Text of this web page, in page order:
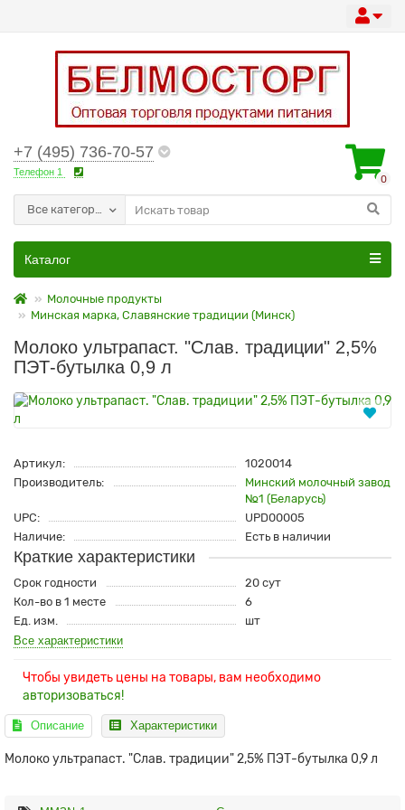
+7 (495) 736-70-57
Телефон 1
0
Все категории
Каталог
Молочные продукты
Минская марка, Славянские традиции (Минск)
Молоко ультрапаст. "Слав. традиции" 2,5%
ПЭТ-бутылка 0,9 л
Артикул:
1020014
Производитель:
Минский молочный завод
№1 (Беларусь)
UPC:
UPD00005
Наличие:
Есть в наличии
Краткие характеристики
Срок годности
20 сут
Кол-во в 1 месте
6
Ед. изм.
шт
Все характеристики
Чтобы увидеть цены на товары, вам необходимо
авторизоваться!
Описание Характеристики
Молоко ультрапаст. "Слав. традиции" 2,5% ПЭТ-бутылка 0,9 л